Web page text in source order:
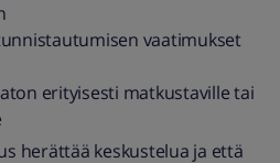
vaatimukset
erityisesti matkustaville tai
herättää keskustelua ja että